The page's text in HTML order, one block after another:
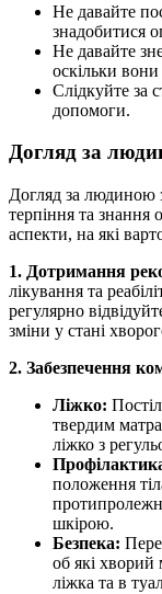
Не давайте
знадобитися
Не давайте
оскільки
Слідкуйте за
допомоги.
Догляд за
Догляд за людиною
терпіння та знання
аспекти, на які
1. Дотримання
лікування та
регулярно
зміни у стані
2. Забезпечення
Ліжко:
твердим
ліжко з
положення
шкірою.
Безпека:
об які хворий
ліжка та в